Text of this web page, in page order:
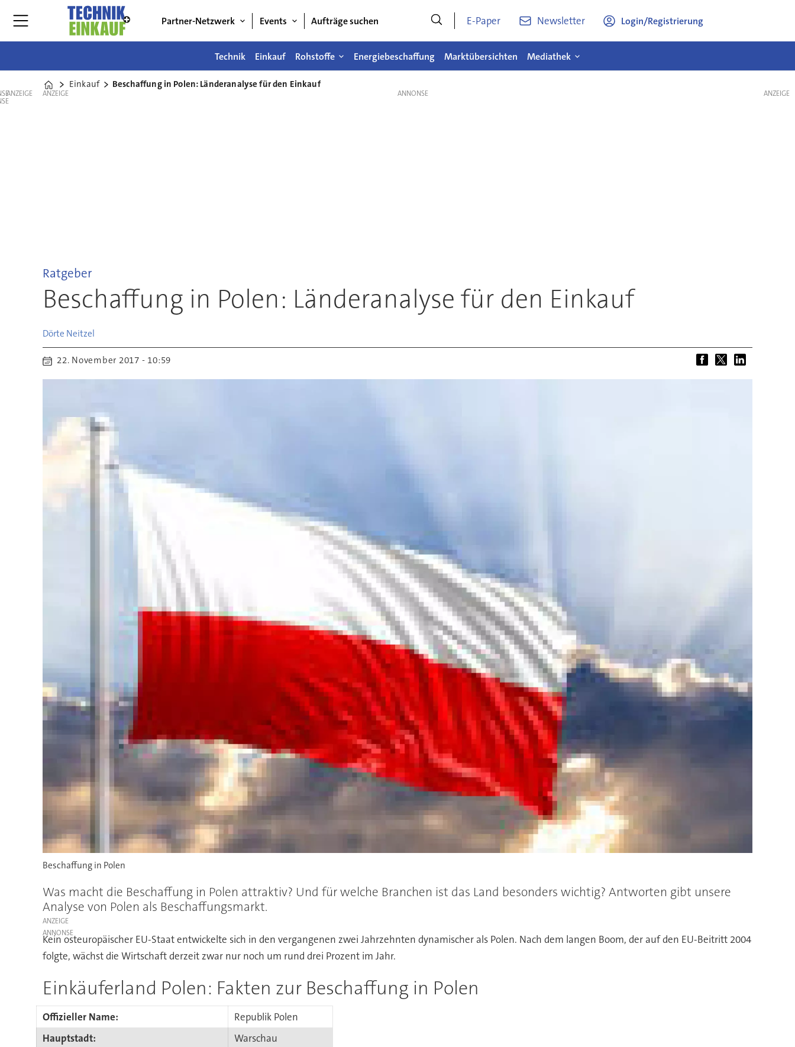
Partner-Netzwerk Events Aufträge suchen E-Paper Newsletter Login/Registrierung
Technik Einkauf Rohstoffe Energiebeschaffung Marktübersichten Mediathek
Home
Einkauf Beschaffung in Polen: Länderanalyse für den Einkauf
ANZEIGE ANZEIGE
Ratgeber
Beschaffung in Polen: Länderanalyse für den Einkauf
Dörte Neitzel
22. November 2017 - 10:59
Beschaffung in Polen
Was macht die Beschaffung in Polen attraktiv? Und für welche Branchen ist das Land besonders wichtig? Antworten gibt unsere
Analyse von Polen als Beschaffungsmarkt.
ANZEIGE
Kein osteuropäischer EU-Staat entwickelte sich in den vergangenen zwei Jahrzehnten dynamischer als Polen. Nach dem langen Boom, der auf den EU-Beitritt 2004
folgte, wächst die Wirtschaft derzeit zwar nur noch um rund drei Prozent im Jahr.
Einkäuferland Polen: Fakten zur Beschaffung in Polen
Offizieller Name:
Republik Polen
Hauptstadt:
Warschau
ANZEIGE